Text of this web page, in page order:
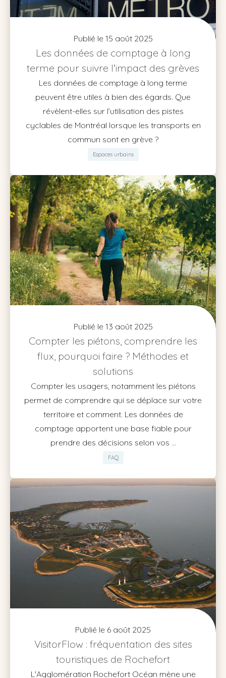
Publié le 15 août 2025
Les données de comptage à long
terme pour suivre l'impact des grèves
Les données de comptage à long terme
peuvent être utiles à bien des égards. Que
révèlent-elles sur l’utilisation des pistes
cyclables de Montréal lorsque les transports en
commun sont en grève ?
Espaces urbains
Publié le 13 août 2025
Compter les piétons, comprendre les
flux, pourquoi faire ? Méthodes et
solutions
Compter les usagers, notamment les piétons
permet de comprendre qui se déplace sur votre
territoire et comment. Les données de
comptage apportent une base fiable pour
prendre des décisions selon vos ...
FAQ
Publié le 6 août 2025
VisitorFlow : fréquentation des sites
touristiques de Rochefort
L'Agglomération Rochefort Océan mène une